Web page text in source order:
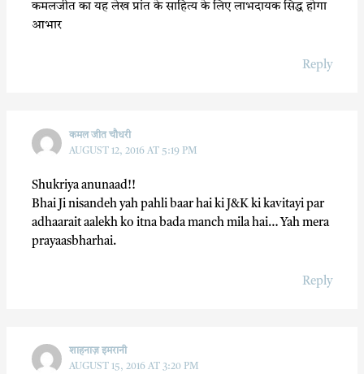
कमलजीत का यह लेख प्रांत के साहित्य के लिए लाभदायक सिद्ध होगा
आभार
Reply
कमल जीत चौधरी
AUGUST 12, 2016 AT 5:19 PM
Shukriya anunaad!!
Bhai Ji nisandeh yah pahli baar hai ki J&K ki kavitayi par
adhaarait aalekh ko itna bada manch mila hai… Yah mera
prayaasbharhai.
Reply
शाहनाज़ इमरानी
AUGUST 15, 2016 AT 3:20 PM